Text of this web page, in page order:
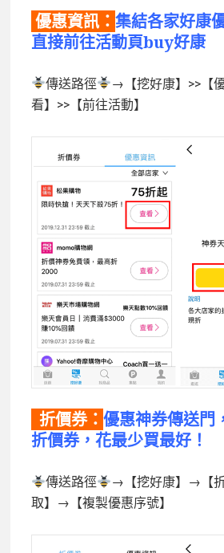
優惠資訊： 集結各家好康
直接前往活動頁buy好康
傳送路徑
→【挖好康】>>【
看】>>【前往活動】
折價券： 優惠神券傳送門
折價券，花最少買最好！
傳送路徑
→【挖好康】→【
取】→【複製優惠序號】